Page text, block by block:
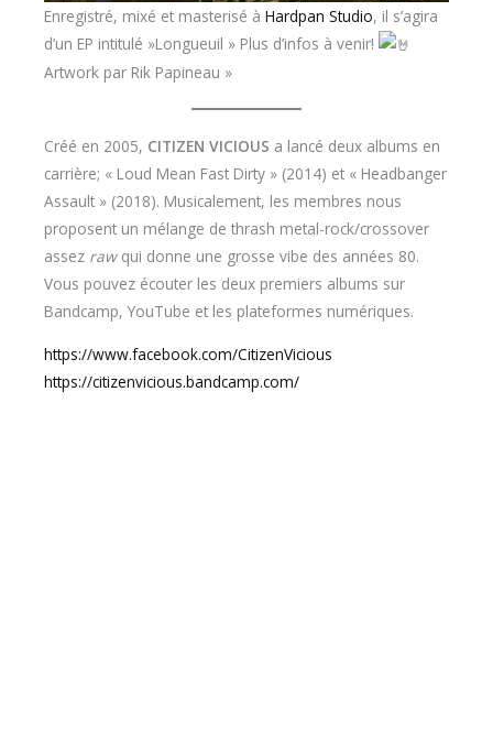
Enregistré, mixé et masterisé à Hardpan Studio, il s’agira
d’un EP intitulé »Longueuil » Plus d’infos à venir!
Artwork par Rik Papineau »
Créé en 2005, CITIZEN VICIOUS a lancé deux albums en
carrière; « Loud Mean Fast Dirty » (2014) et « Headbanger
Assault » (2018). Musicalement, les membres nous
proposent un mélange de thrash metal-rock/crossover
assez rawqui donne une grosse vibe des années 80.
Vous pouvez écouter les deux premiers albums sur
Bandcamp, YouTube et les plateformes numériques.
https://www.facebook.com/CitizenVicious
https://citizenvicious.bandcamp.com/